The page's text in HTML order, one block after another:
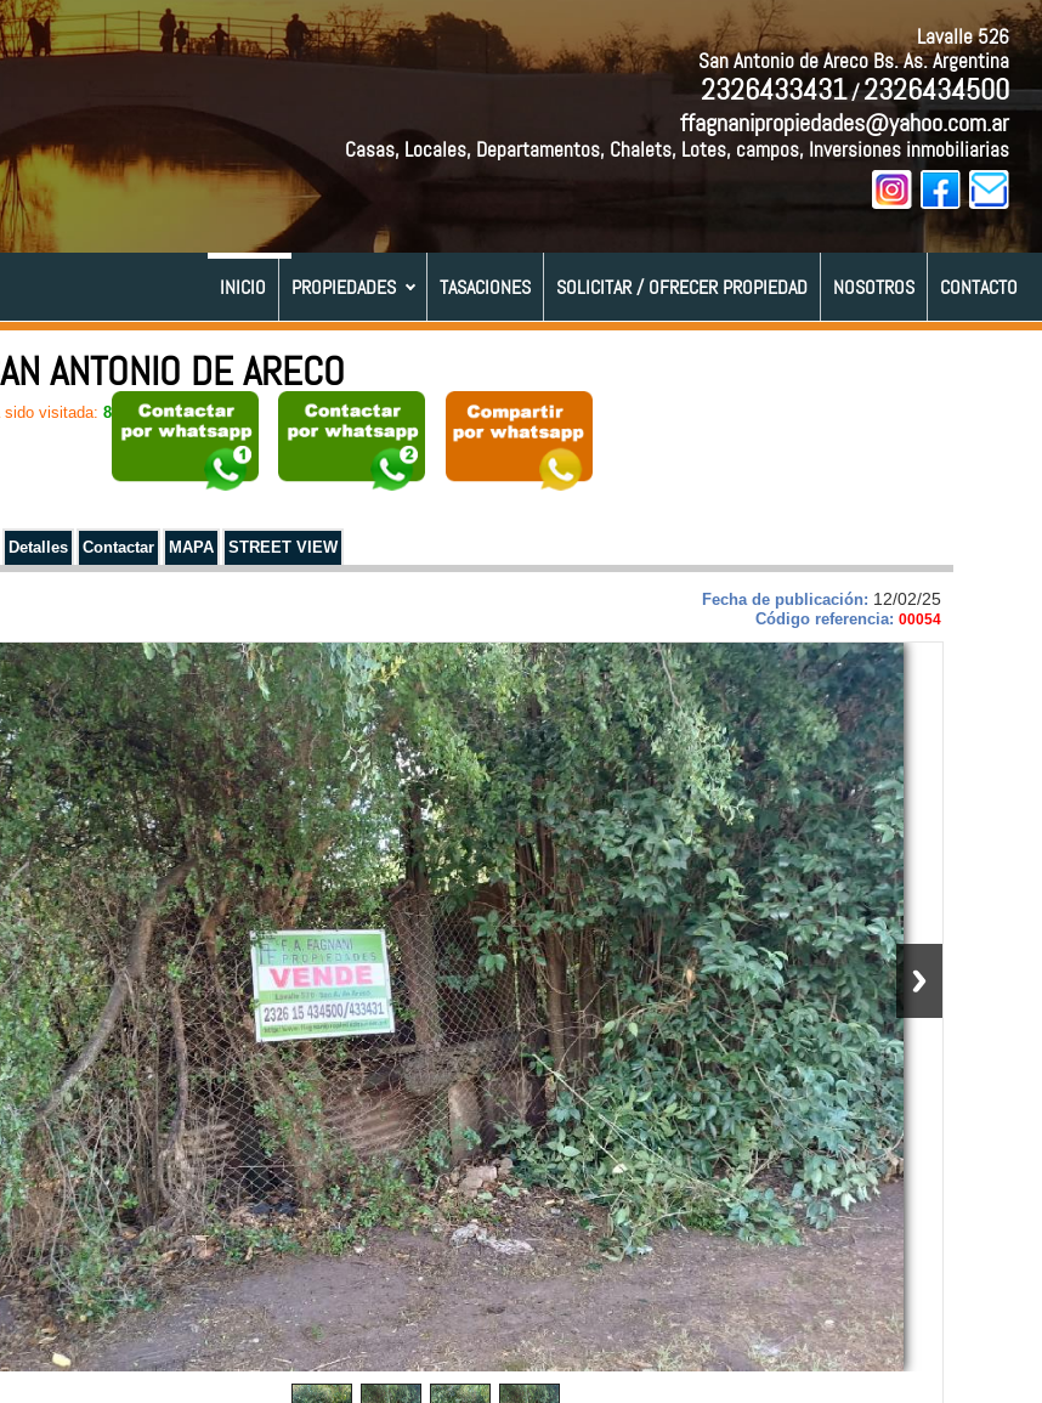
INICIO PROPIEDADES TASACIONES SOLICITAR / OFRECER PROPIEDAD NOSOTROS CONTACTO
Lavalle 526
San Antonio de Areco Bs. As. Argentina
2326433431/2326434500
ffagnanipropiedades@yahoo.com.ar
Casas, Locales, Departamentos, Chalets, Lotes, campos, Inversiones inmobiliarias
ANTONIO DE ARECO
sido visitada:88 veces
Detalles Contactar MAPA STREET VIEW
Fecha de publicación: 12/02/25
Código referencia: 00054